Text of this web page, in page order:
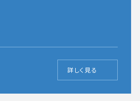
詳しく見る